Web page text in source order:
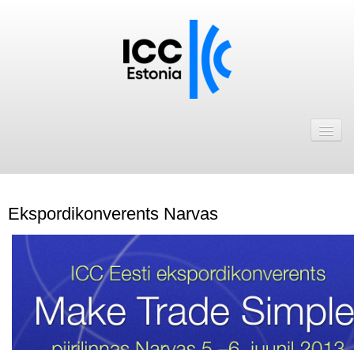
ICC Eesti liikmebaas
Liikmete pakkumised
Astu ICC Eesti liikmeks!
Kalender
Ekspordikonverents Narvas